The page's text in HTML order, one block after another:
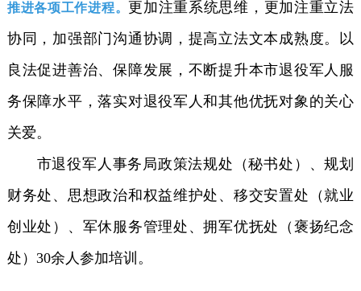
推进各项工作进程。 更加注重系统思维，更加注重立法
协同，加强部门沟通协调，提高立法文本成熟度。以
良法促进善治、保障发展，不断提升本市退役军人服
务保障水平，落实对退役军人和其他优抚对象的关心
关爱。
市退役军人事务局政策法规处（秘书处）、规划
财务处、思想政治和权益维护处、移交安置处（就业
创业处）、军休服务管理处、拥军优抚处（褒扬纪念
处）30余人参加培训。